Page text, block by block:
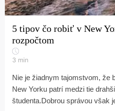
5 tipov čo robiť v New
rozpočtom
3 min
Nie je žiadnym tajomstvom, že
New Yorku patrí medzi tie
študenta.Dobrou správou však